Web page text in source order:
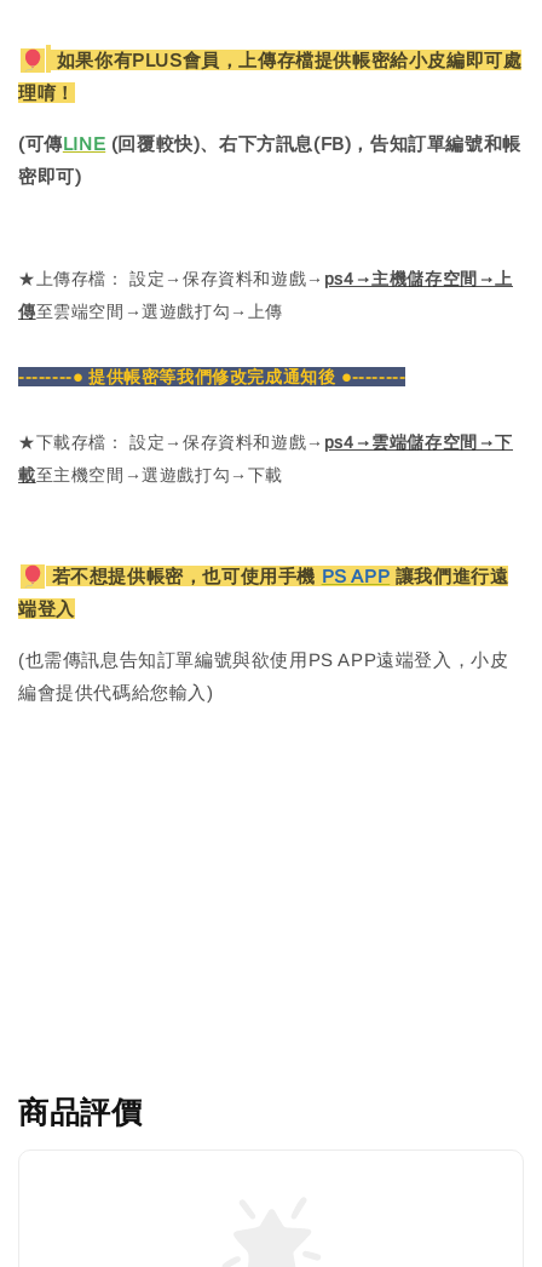
如果你有PLUS會員，上傳存檔提供帳密給小皮編即可處
理唷！
(可傳LINE (回覆較快)、右下方訊息(FB)，告知訂單編號和帳
密即可)
★上傳存檔： 設定→保存資料和遊戲→ ps4→主機儲存空間→上
傳至雲端空間→選遊戲打勾→上傳
--------● 提供帳密等我們修改完成通知後 ●--------
★下載存檔： 設定→保存資料和遊戲→ ps4→雲端儲存空間→下
載至主機空間→選遊戲打勾→下載
若不想提供帳密，也可使用手機 PS APP 讓我們進行遠
端登入
(也需傳訊息告知訂單編號與欲使用PS APP遠端登入，小皮
編會提供代碼給您輸入)
商品評價